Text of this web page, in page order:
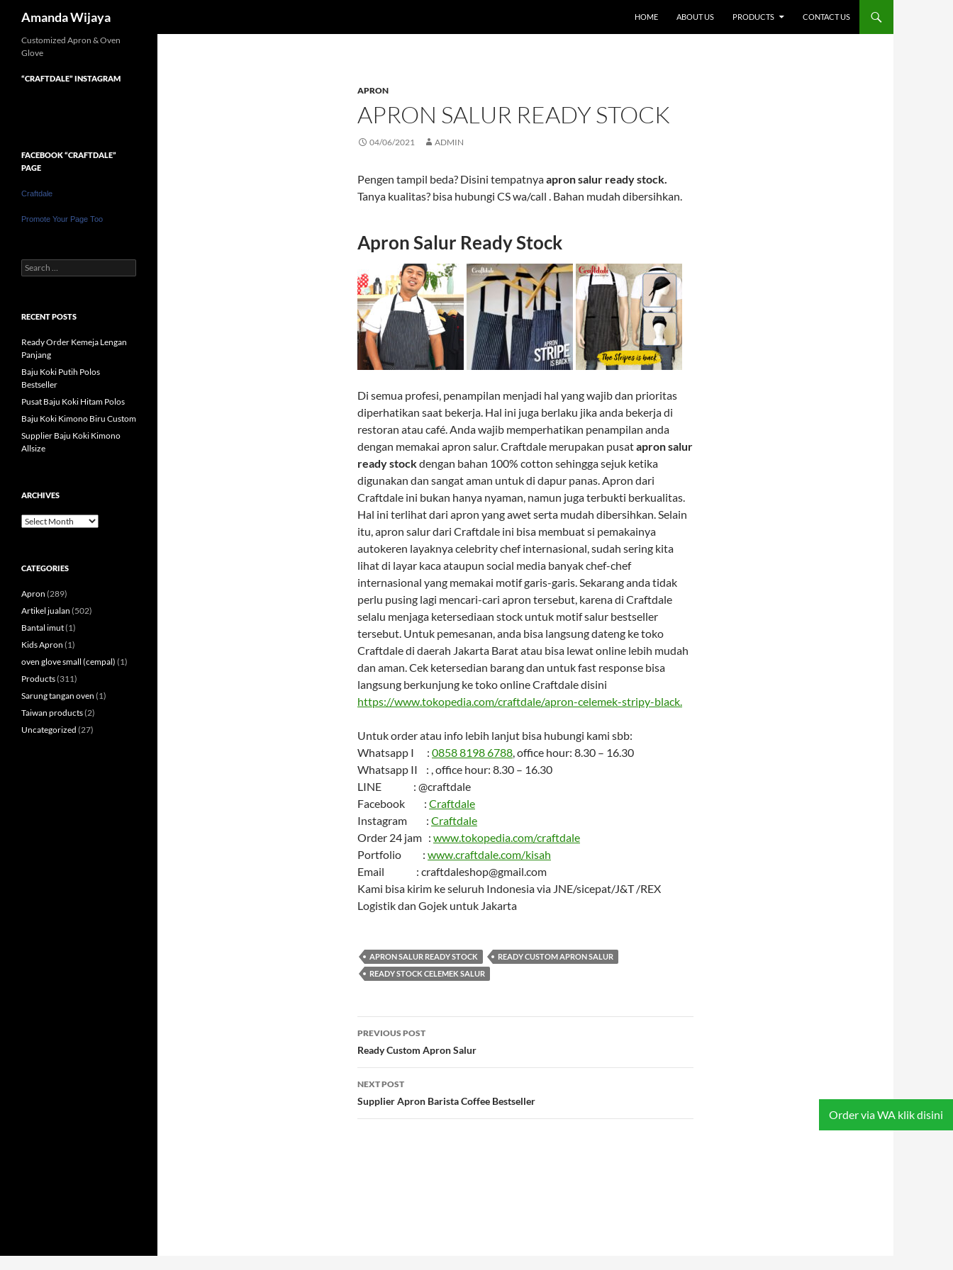
Amanda Wijaya
HOME
ABOUT US PRODUCTS CONTACT US
APRON
APRON SALUR READY STOCK
04/06/2021 ADMIN
Pengen tampil beda? Disini tempatnyaapron salur ready stock.
Tanya kualitas? bisa hubungi CS wa/call . Bahan mudah dibersihkan.
Apron Salur Ready Stock
Di semua profesi, penampilan menjadi hal yang wajib dan prioritas
diperhatikan saat bekerja. Hal ini juga berlaku jika anda bekerja di
restoran atau café. Anda wajib memperhatikan penampilan anda
dengan memakai apron salur. Craftdale merupakan pusatapron salur
ready stockdengan bahan 100% cotton sehingga sejuk ketika
digunakan dan sangat aman untuk di dapur panas. Apron dari
Craftdale ini bukan hanya nyaman, namun juga terbukti berkualitas.
Hal ini terlihat dari apron yang awet serta mudah dibersihkan. Selain
itu, apron salur dari Craftdale ini bisa membuat si pemakainya
autokeren layaknya celebrity chef internasional, sudah sering kita
lihat di layar kaca ataupun social media banyak chef-chef
internasional yang memakai motif garis-garis. Sekarang anda tidak
perlu pusing lagi mencari-cari apron tersebut, karena di Craftdale
selalu menjaga ketersediaan stock untuk motif salur bestseller
tersebut. Untuk pemesanan, anda bisa langsung dateng ke toko
Craftdale di daerah Jakarta Barat atau bisa lewat online lebih mudah
dan aman. Cek ketersedian barang dan untuk fast response bisa
langsung berkunjung ke toko online Craftdale disini
https://www.tokopedia.com/craftdale/apron-celemek-stripy-black.
Untuk order atau info lebih lanjut bisa hubungi kami sbb:
Whatsapp I : 0858 8198 6788, office hour: 8.30 – 16.30
Whatsapp II : , office hour: 8.30 – 16.30
LINE : @craftdale
Facebook : Craftdale
Instagram : Craftdale
Order 24 jam : www.tokopedia.com/craftdale
Portfolio : www.craftdale.com/kisah
Email : craftdaleshop@gmail.com
Kami bisa kirim ke seluruh Indonesia via JNE/sicepat/J&T /REX
Logistik dan Gojek untuk Jakarta
APRON SALUR READY STOCK
READY CUSTOM APRON SALUR
READY STOCK CELEMEK SALUR
Post
navigation
PREVIOUS POST
Ready Custom Apron Salur
NEXT POST
Supplier Apron Barista Coffee Bestseller
Customized Apron & Oven
Glove
“CRAFTDALE” INSTAGRAM
FACEBOOK “CRAFTDALE”
PAGE
Craftdale
Promote Your Page Too
Search
for:
RECENT POSTS
Ready Order Kemeja Lengan
Panjang
Baju Koki Putih Polos
Bestseller
Pusat Baju Koki Hitam Polos
Baju Koki Kimono Biru Custom
Supplier Baju Koki Kimono
Allsize
ARCHIVES
Archives
CATEGORIES
Apron (289)
Artikel jualan (502)
Bantal imut(1)
Kids Apron (1)
oven glove small (cempal) (1)
Products(311)
Sarung tangan oven (1)
Taiwan products(2)
Uncategorized (27)
Order via WA klik disini